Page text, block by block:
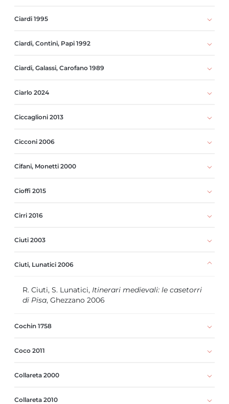
Ciardi 1995
Ciardi, Contini, Papi 1992
Ciardi, Galassi, Carofano 1989
Ciarlo 2024
Ciccaglioni 2013
Cicconi 2006
Cifani, Monetti 2000
Cioffi 2015
Cirri 2016
Ciuti 2003
Ciuti, Lunatici 2006
R. Ciuti, S. Lunatici, Itinerari medievali: le casetorri
di Pisa, Ghezzano 2006
Cochin 1758
Coco 2011
Collareta 2000
Collareta 2010